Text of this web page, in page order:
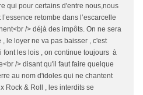
qui pour certains d'entre nous,nous
retombe dans l’escarcelle
/> déjà des impôts. On ne sera
le loyer ne va pas baisser , c'est
font les lois , on continue toujours à
/> disant qu'il faut faire quelque
au nom d'idoles qui ne chantent
Rock & Roll , les interdits se